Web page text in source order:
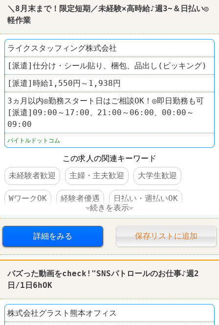
＼8月末まで！限定短期／未経験×高時給♪週3~＆日払い◎
軽作業
ライクスタッフィング株式会社
[派遣]仕分け・シール貼り、梱包、品出し(ピッキング)
[派遣]時給1,550円～1,938円
3ヵ月以内◎勤務スタート日はご相談OK！◎即日勤務も可
[派遣]09:00～17:00、21:00～06:00、00:00～
09:00
バイトルドットコム
この求人の関連キーワード
未経験者歓迎
主婦・主夫歓迎 大学生歓迎
WワークOK 経験者優遇 日払い・週払いOK
社保完備 車・バイク通勤可 禁煙・分煙
学歴不問
続きを表示
詳細をみる 保存リストに追加
バズった動画をcheck!"SNSパトロールのお仕事♪週2
日/1日6hOK
株式会社グラスト熊本オフィス